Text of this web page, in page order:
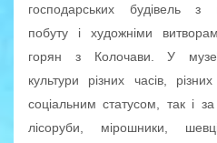
господарських будівель
побуту і художніми
горян з Колочави. У
культури різних часів,
соціальним статусом, так і за
лісоруби, мірошники,